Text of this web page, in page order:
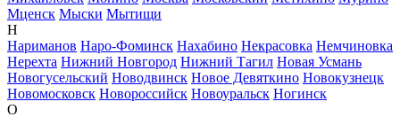
Мценск Мыски Мытищи
Н
Нариманов Наро-Фоминск Нахабино Некрасовка Немчиновка
Нерехта Нижний Новгород Нижний Тагил Новая Усмань
Новогусельский Новодвинск Новое Девяткино Новокузнецк
Новомосковск Новороссийск Новоуральск Ногинск
О